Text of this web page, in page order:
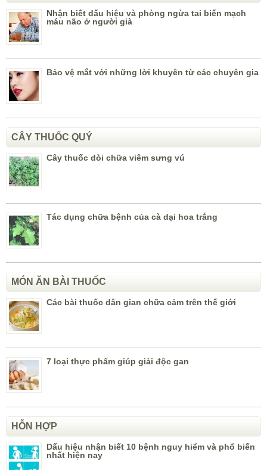
Nhận biết dấu hiệu và phòng ngừa tai biến mạch
máu não ở người già
Bảo vệ mắt với những lời khuyên từ các chuyên gia
CÂY THUỐC QUÝ
Cây thuốc dòi chữa viêm sưng vú
Tác dụng chữa bệnh của cà dại hoa trắng
MÓN ĂN BÀI THUỐC
Các bài thuốc dân gian chữa cảm trên thế giới
7 loại thực phẩm giúp giải độc gan
HỖN HỢP
Dấu hiệu nhận biết 10 bệnh nguy hiểm và phổ biến
nhất hiện nay